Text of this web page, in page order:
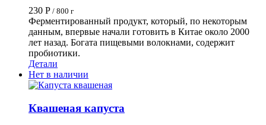
230 Р / 800 г
Ферментированный продукт, который, по некоторым
данным, впервые начали готовить в Китае около 2000
лет назад. Богата пищевыми волокнами, содержит
пробиотики.
Детали
Нет в наличии
Квашеная капуста